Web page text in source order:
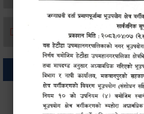
जन्म दर्ता
थप विवरणहरु